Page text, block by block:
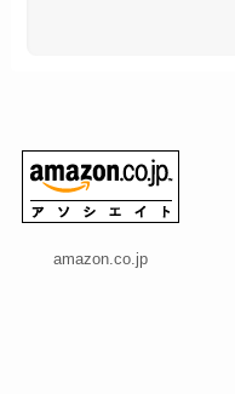
amazon.co.jp